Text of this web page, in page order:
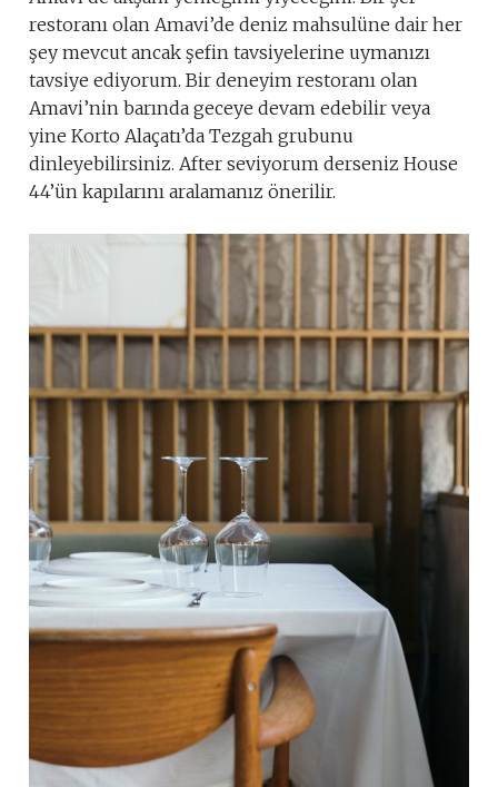
restoranı olan Amavi’de deniz mahsulüne dair her
şey mevcut ancak şefin tavsiyelerine uymanızı
tavsiye ediyorum. Bir deneyim restoranı olan
Amavi’nin barında geceye devam edebilir veya
yine Korto Alaçatı’da Tezgah grubunu
dinleyebilirsiniz. After seviyorum derseniz House
44’ün kapılarını aralamanız önerilir.